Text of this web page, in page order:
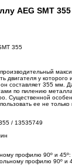
AEG SMT
355
двигателя у которого
составляет 355 мм.
по пилению
Существенной
ее не
/ 13535749
профилю 90º и
профилю 90º и